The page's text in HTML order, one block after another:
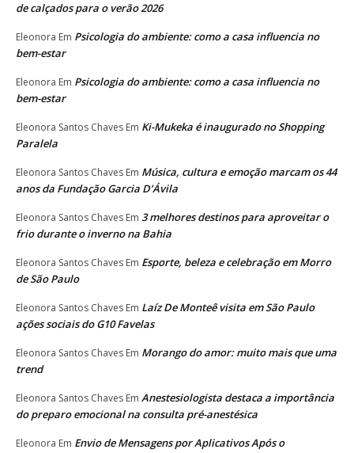
de calçados para o verão 2026
Eleonora Em Psicologia do ambiente: como a casa influencia no
bem-estar
Eleonora Em Psicologia do ambiente: como a casa influencia no
bem-estar
Eleonora Santos Chaves Em Ki-Mukeka é inaugurado no Shopping
Paralela
Eleonora Santos Chaves Em Música, cultura e emoção marcam os 44
anos da Fundação Garcia D’Ávila
Eleonora Santos Chaves Em 3 melhores destinos para aproveitar o
frio durante o inverno na Bahia
Eleonora Santos Chaves Em Esporte, beleza e celebração em Morro
de São Paulo
Eleonora Santos Chaves Em Laíz De Monteê visita em São Paulo
ações sociais do G10 Favelas
Eleonora Santos Chaves Em Morango do amor: muito mais que uma
trend
Eleonora Santos Chaves Em Anestesiologista destaca a importância
do preparo emocional na consulta pré-anestésica
Eleonora Em Envio de Mensagens por Aplicativos Após o